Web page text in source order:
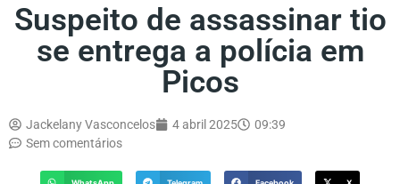
Suspeito de assassinar tio
se entrega a polícia em
Picos
Jackelany Vasconcelos 4 abril 2025
09:39
Sem comentários